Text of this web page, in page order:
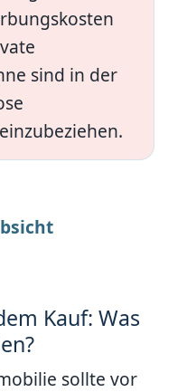
sind in der
Kauf: Was
sollte vor